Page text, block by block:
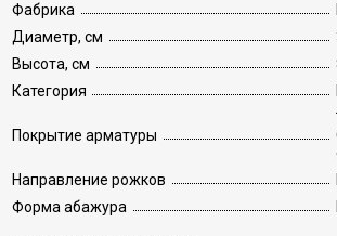
Фабрика
Диаметр, см
Высота, см
Категория
Покрытие арматуры
Направление рожков
Форма абажура